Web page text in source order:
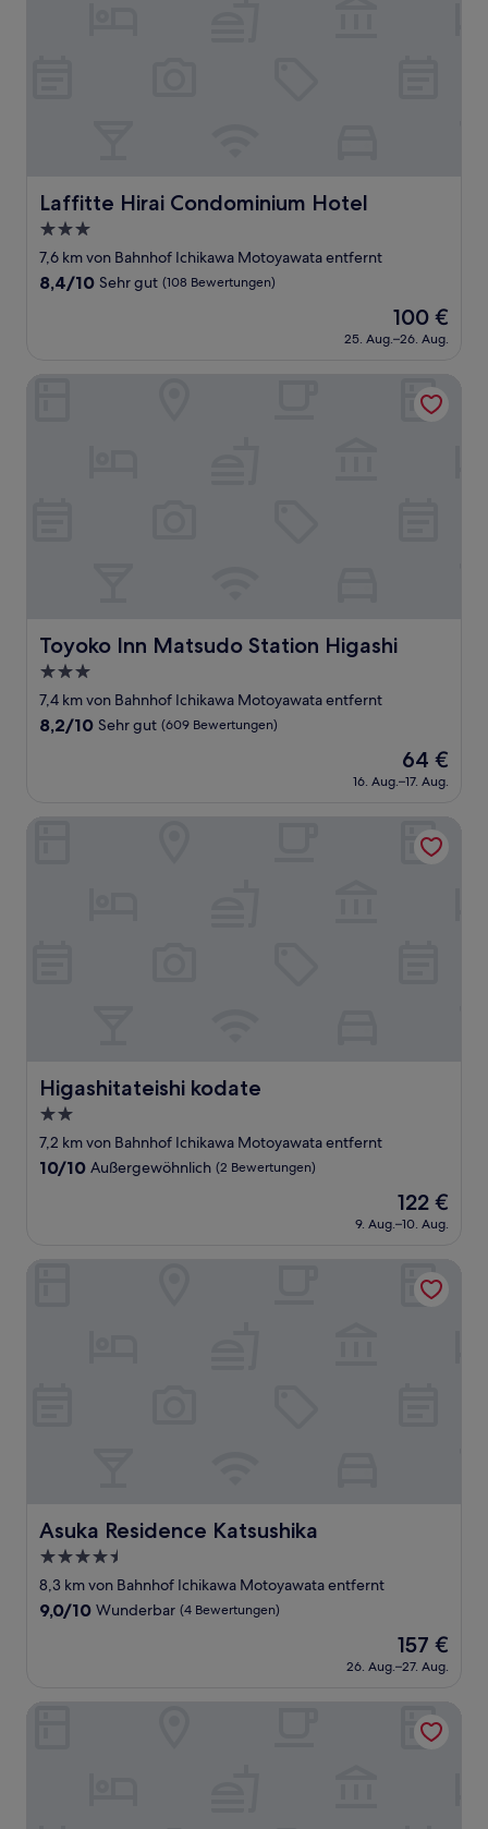
Laffitte Hirai Condominium Hotel
Laffitte Hirai Condominium Hotel
3.0-
Sterne-
Unterkunft
7,6 km von Bahnhof Ichikawa Motoyawata entfernt
8.4
(108
8,4/10 Sehr gut (108 Bewertungen)
Der
Preis
beträgt
100 €
25. Aug.–26. Aug.
Toyoko Inn Matsudo Station Higashi
Toyoko Inn Matsudo Station Higashi
3.0-
Sterne-
Unterkunft
7,4 km von Bahnhof Ichikawa Motoyawata entfernt
8.2
(609
8,2/10 Sehr gut (609 Bewertungen)
Der
Preis
beträgt
64 €
16. Aug.–17. Aug.
Higashitateishi kodate
Higashitateishi kodate
2.0-
Sterne-
Unterkunft
7,2 km von Bahnhof Ichikawa Motoyawata entfernt
10.0
Bewertungen)
10/10 Außergewöhnlich (2 Bewertungen)
Der
Preis
beträgt
122 €
9. Aug.–10. Aug.
Asuka Residence Katsushika
Asuka Residence Katsushika
4.5-
Sterne-
Unterkunft
8,3 km von Bahnhof Ichikawa Motoyawata entfernt
9.0
Bewertungen)
9,0/10 Wunderbar (4 Bewertungen)
Der
Preis
beträgt
157 €
26. Aug.–27. Aug.